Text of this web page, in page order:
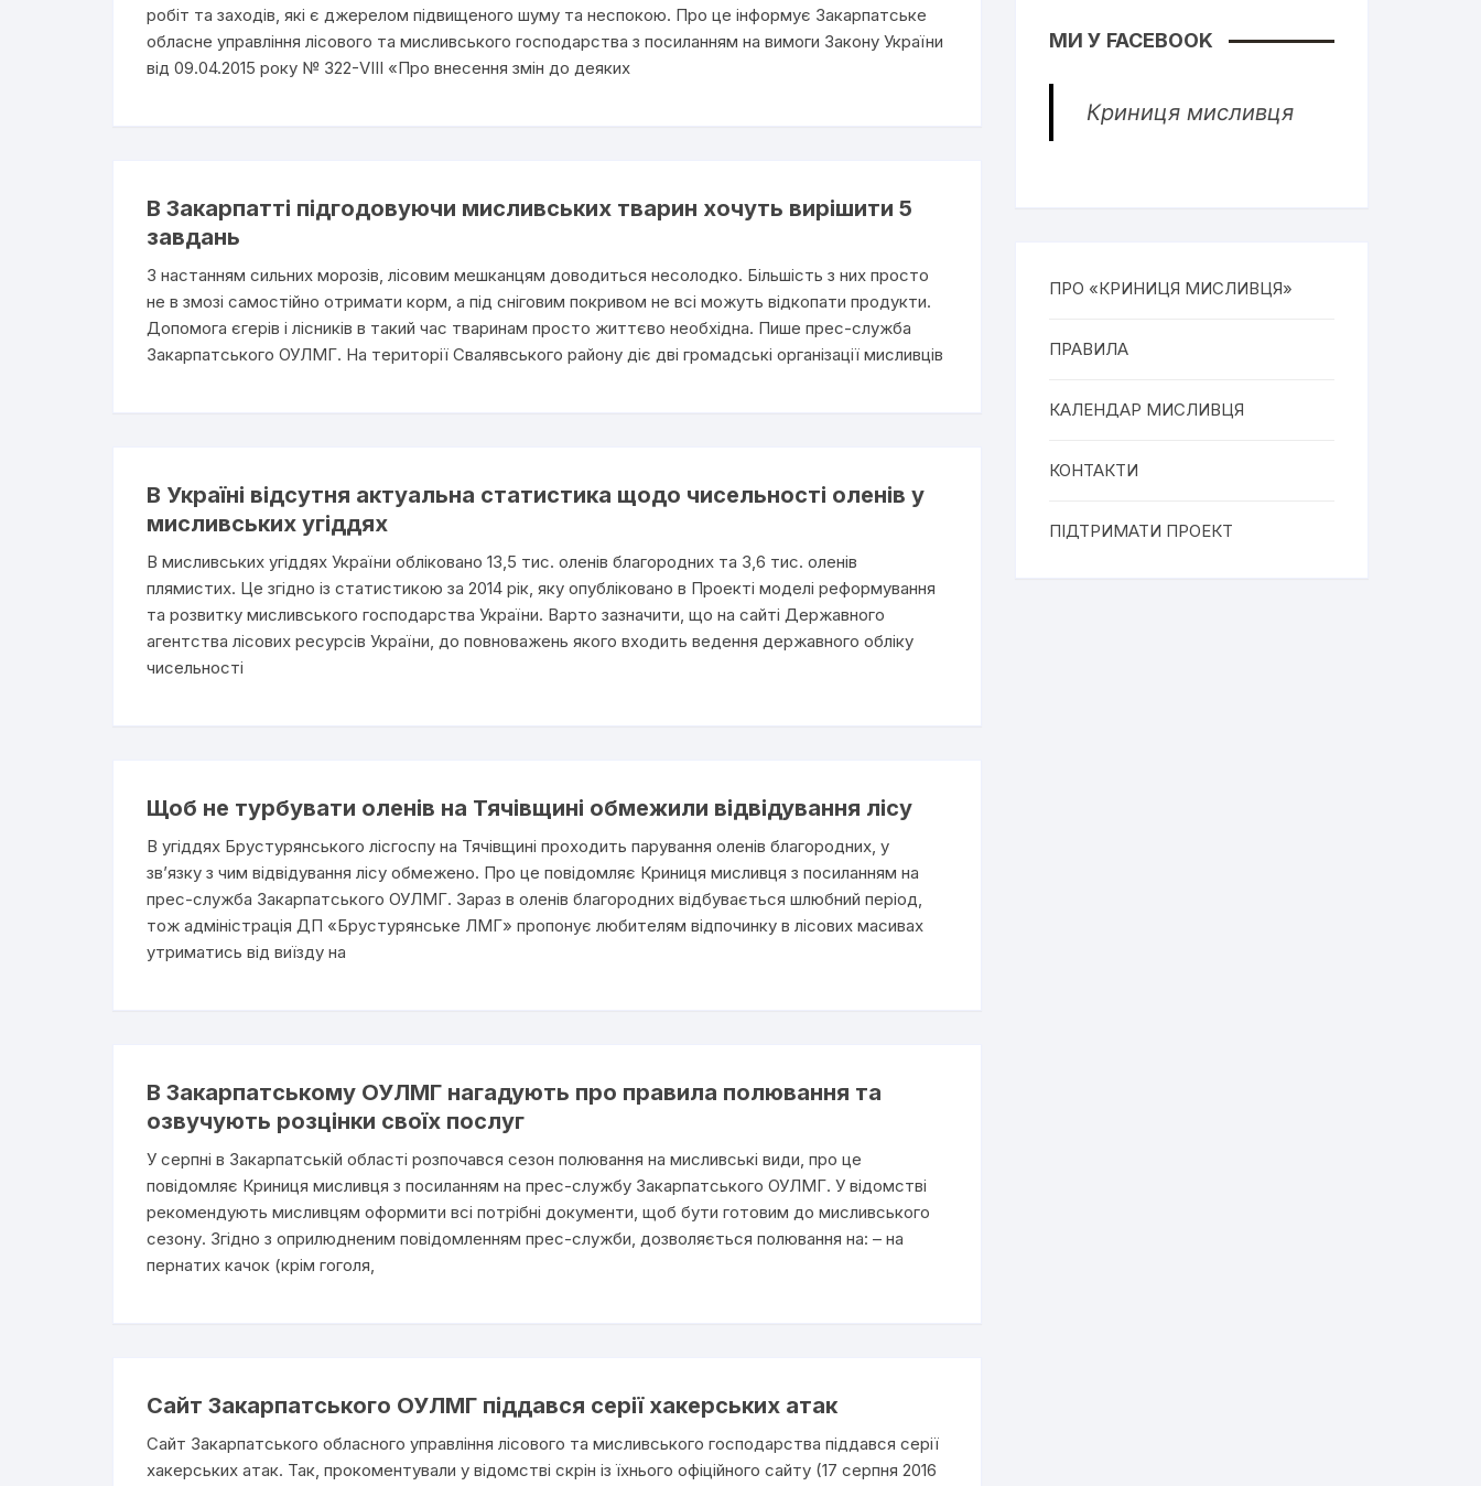
робіт та заходів, які є джерелом підвищеного шуму та неспокою. Про це інформує Закарпатське
обласне управління лісового та мисливського господарства з посиланням на вимоги Закону України
від 09.04.2015 року № 322-VIII «Про внесення змін до деяких
В Закарпатті підгодовуючи мисливських тварин хочуть вирішити 5
завдань
З настанням сильних морозів, лісовим мешканцям доводиться несолодко. Більшість з них просто
не в змозі самостійно отримати корм, а під сніговим покривом не всі можуть відкопати продукти.
Допомога єгерів і лісників в такий час тваринам просто життєво необхідна. Пише прес-служба
Закарпатського ОУЛМГ. На території Свалявського району діє дві громадські організації мисливців
В Україні відсутня актуальна статистика щодо чисельності оленів у
мисливських угіддях
В мисливських угіддях України обліковано 13,5 тис. оленів благородних та 3,6 тис. оленів
плямистих. Це згідно із статистикою за 2014 рік, яку опубліковано в Проекті моделі реформування
та розвитку мисливського господарства України. Варто зазначити, що на сайті Державного
агентства лісових ресурсів України, до повноважень якого входить ведення державного обліку
чисельності
Щоб не турбувати оленів на Тячівщині обмежили відвідування лісу
В угіддях Брустурянського лісгоспу на Тячівщині проходить парування оленів благородних, у
зв’язку з чим відвідування лісу обмежено. Про це повідомляє Криниця мисливця з посиланням на
прес-служба Закарпатського ОУЛМГ. Зараз в оленів благородних відбувається шлюбний період,
тож адміністрація ДП «Брустурянське ЛМГ» пропонує любителям відпочинку в лісових масивах
утриматись від виїзду на
В Закарпатському ОУЛМГ нагадують про правила полювання та
озвучують розцінки своїх послуг
У серпні в Закарпатській області розпочався сезон полювання на мисливські види, про це
повідомляє Криниця мисливця з посиланням на прес-службу Закарпатського ОУЛМГ. У відомстві
рекомендують мисливцям оформити всі потрібні документи, щоб бути готовим до мисливського
сезону. Згідно з оприлюдненим повідомленням прес-служби, дозволяється полювання на: – на
пернатих качок (крім гоголя,
Сайт Закарпатського ОУЛМГ піддався серії хакерських атак
Сайт Закарпатського обласного управління лісового та мисливського господарства піддався серії
хакерських атак. Так, прокоментували у відомстві скрін із їхнього офіційного сайту (17 серпня 2016
МИ У FACEBOOK
Криниця мисливця
ПРО «КРИНИЦЯ МИСЛИВЦЯ»
ПРАВИЛА
КАЛЕНДАР МИСЛИВЦЯ
КОНТАКТИ
ПІДТРИМАТИ ПРОЕКТ